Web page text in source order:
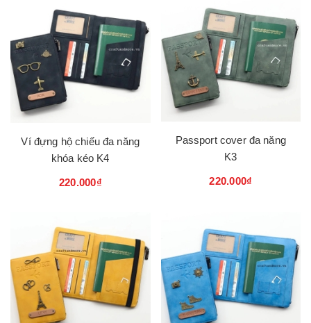
Ví đựng hộ chiếu đa năng
khóa kéo K4
220.000₫
Passport cover đa năng
K3
220.000₫